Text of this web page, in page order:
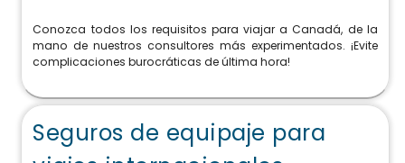
Conozca todos los requisitos para viajar a Canadá, de la
mano de nuestros consultores más experimentados. ¡Evite
complicaciones burocráticas de última hora!
Seguros de equipaje para